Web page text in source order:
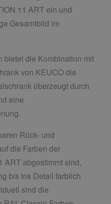
11 ART ein und
Gesamtbild im
bietet die Kombination mit
von KEUCO die
überzeugt durch
eine
Rück- und
die Farben der
ART abgestimmt sind,
bis ins Detail farblich
sind die